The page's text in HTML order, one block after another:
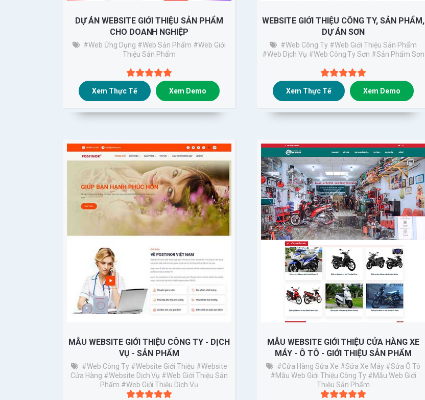
DỰ ÁN WEBSITE GIỚI THIỆU SẢN PHẨM
CHO DOANH NGHIỆP
#Web Ứng Dụng #web Sản Phẩm #Web Giới
Thiệu Sản Phẩm
Xem Thực Tế Xem Demo
WEBSITE GIỚI THIỆU CÔNG TY, SẢN PHẨM,
DỰ ÁN SƠN
#Web Công Ty #web Giới Thiệu Sản Phẩm
#web Dịch Vụ #web Công Ty Sơn #sản Phẩm Sơn
Xem Thực Tế Xem Demo
MẪU WEBSITE GIỚI THIỆU CÔNG TY - DỊCH
VỤ - SẢN PHẨM
#Web Công Ty #website Giới Thiệu #website
Cửa Hàng #website Dịch Vụ #web Giới Thiệu Sản
Phẩm #web Giới Thiệu Dịch Vụ
MẪU WEBSITE GIỚI THIỆU CỬA HÀNG XE
MÁY - Ô TÔ - GIỚI THIỆU SẢN PHẨM
#Cửa Hàng Sửa Xe #sửa Xe Máy #sửa Ô Tô
#mẫu Web Giới Thiệu Công Ty #mẫu Web Giới
Thiệu Sản Phẩm